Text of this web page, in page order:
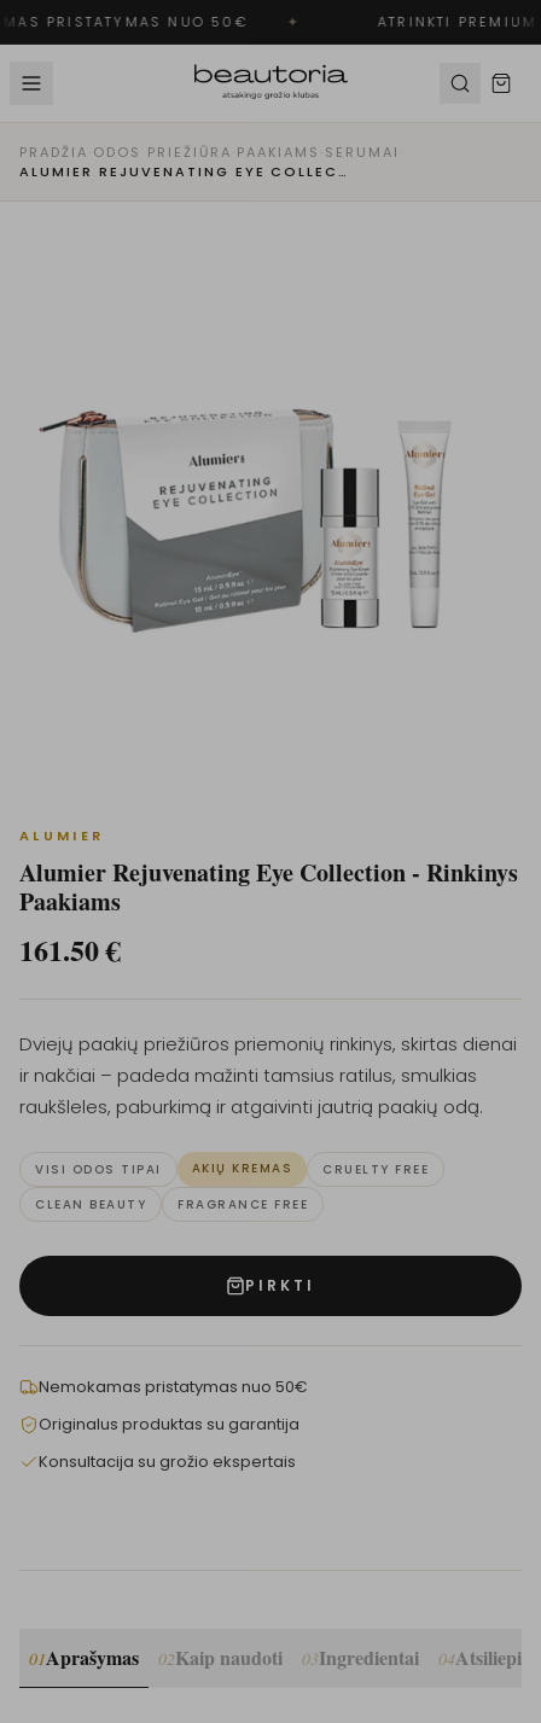
PRISTATYMAS NUO 50€ ✦ ATRINKTI PREMIUM
PRADŽIA·ODOS PRIEŽIŪRA·PAAKIAMS ·SERUMAI ·
ALUMIER REJUVENATING EYE COLLECTION - RINKINYS PAAKIAMS
ALUMIER
Alumier Rejuvenating Eye Collection - Rinkinys
Paakiams
161.50€
Dviejų paakių priežiūros priemonių rinkinys, skirtas dienai
ir nakčiai – padeda mažinti tamsius ratilus, smulkias
raukšleles, paburkimą ir atgaivinti jautrią paakių odą.
VISI ODOS TIPAI AKIŲ KREMAS
CRUELTY FREE
CLEAN BEAUTY
FRAGRANCE FREE
PIRKTI
Nemokamas pristatymas nuo 50€
Originalus produktas su garantija
Konsultacija su grožio ekspertais
01Aprašymas 02Kaip naudoti 03Ingredientai 04